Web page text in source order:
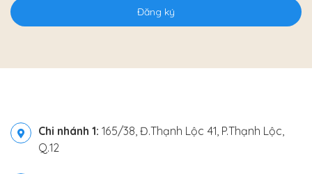
Đăng ký
Chi nhánh 1: 165/38, Đ.Thạnh Lộc 41, P.Thạnh Lộc,
Q.12